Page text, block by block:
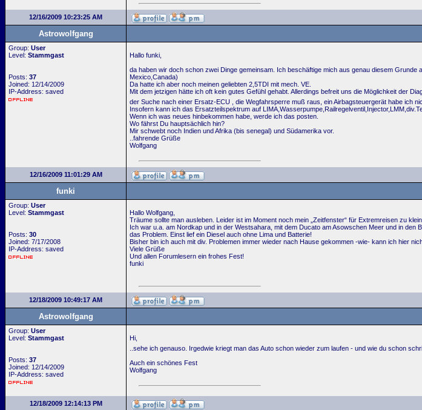
12/16/2009 10:23:25 AM
Astrowolfgang
Group: User
Level: Stammgast
Posts: 37
Joined: 12/14/2009
IP-Address: saved
Hallo funki,
da haben wir doch schon zwei Dinge gemeinsam. Ich beschäftige mich aus genau diesem
Mexico,Canada)
Da hatte ich aber noch meinen geliebten 2,5TDI mit mech. VE.
Mit dem jetzigen hätte ich oft kein gutes Gefühl gehabt. Allerdings befreit uns die Möglichkeit der
der Suche nach einer Ersatz-ECU , die Wegfahrsperre muß raus, ein Airbagsteuergerät habe ich
Insofern kann ich das Ersatzteilspektrum auf
Wenn ich was neues hinbekommen habe, werde ich das posten.
Wo fährst Du hauptsächlich hin?
Mir schwebt noch Indien und Afrika (bis senegal) und Südamerika vor.
..fahrende Grüße
Wolfgang
12/16/2009 11:01:29 AM
funki
Group: User
Level: Stammgast
Posts: 30
Joined: 7/17/2008
IP-Address: saved
Hallo Wolfgang,
Träume sollte man ausleben. Leider ist im Moment noch mein „Zeitfenster“ für Extremreisen zu klein.
Ich war u.a. am Nordkap und in der Westsahara, mit dem Ducato am Asowschen Meer und in
das Problem. Einst lief ein Diesel auch ohne Lima und Batterie!
Bisher bin ich auch mit div. Problemen immer wieder nach Hause gekommen -wie- kann ich hier
Viele Grüße
Und allen Forumlesern ein frohes Fest!
funki
12/18/2009 10:49:17 AM
Astrowolfgang
Group: User
Level: Stammgast
Posts: 37
Joined: 12/14/2009
IP-Address: saved
Hi,
..sehe ich genauso. Irgedwie kriegt man das Auto schon wieder zum laufen - und wie du schon
Auch ein schönes Fest
Wolfgang
12/18/2009 12:14:13 PM